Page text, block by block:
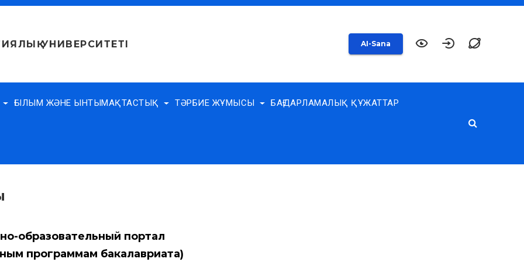
УНИВЕРСИТЕТІ
AI-Sana
ҒЫЛЫМ ЖӘНЕ ЫНТЫМАҚТАСТЫҚ ТӘРБИЕ ЖҰМЫСЫ БАҒДАРЛАМАЛЫҚ ҚҰЖАТТАР
образовательный портал
программам бакалавриата)